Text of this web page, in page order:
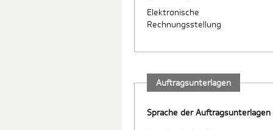
Elektronische
Rechnungsstellung
Auftragsunterlagen
Sprache der Auftragsunterlagen